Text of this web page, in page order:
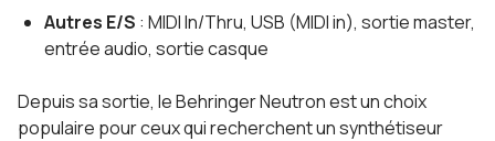
Autres E/S : MIDI In/Thru, USB (MIDI in), sortie master,
entrée audio, sortie casque
Depuis sa sortie, le Behringer Neutron est un choix
populaire pour ceux qui recherchent un synthétiseur